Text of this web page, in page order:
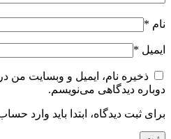
نام *
ایمیل *
ذخیره نام، ایمیل و وبسایت من
دوباره دیدگاهی می‌نویسم.
برای ثبت دیدگاه، ابتدا باید وارد